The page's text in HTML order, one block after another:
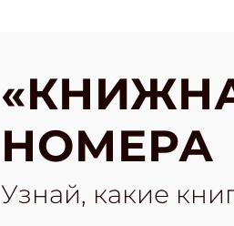
НОМЕРА
Узнай, какие